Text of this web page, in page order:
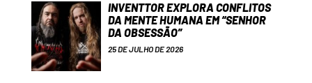
INVENTTOR EXPLORA CONFLITOS
DA MENTE HUMANA EM “SENHOR
DA OBSESSÃO”
25 DE JULHO DE 2026